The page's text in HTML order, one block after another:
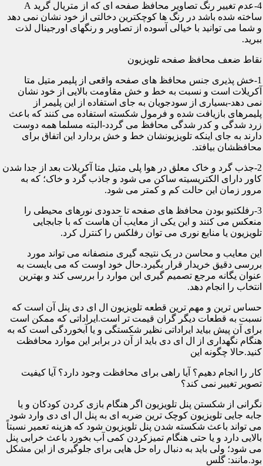
4-عدم تغییر رنگ تصاویر محافظ صفحه ای که از متریال گرید A
ساخته شده باشد در رنگ ها کوچکترین دخالتی از خود نشان نمی دهد
و شما می توانید با خیالی آسوده از تصاویر و رنگهای اورجینال لذت
ببرید.
نقاط ضعف محافظ صفحه تلویزیون
1-خش پذیری جنس محافظ های صفحه واقعی از پلیمر متیل متا
آکریلات است و نسبت به خط و خش مقاومت بالایی از خود نشان
نمی دهد-بسیاری از سودجویان به جای استفاده از این پلیمر از
پلیمرهای بازیافت شده و فرمول شکسته استفاده می کنند که باعث
زرد شدگی و کدر شدگی محافظ می گردد-البته مسلما همه دوست
دارند به جای اینکه تلویزیونشان خط و خش بردارد این اتفاق برای
محافظشان بیافتد.
2-جذب گرد و خاک معلق در هوا پلی متیل متا آکریلات بعد از جدا شدن
کاور دارای الکتریسیته ساکن می شود و جاذب گرد و خاک؛ که به
مرور زمان این حالت کم و کمتر می شود.
3-رفلکتیو بودن محافظ های صفحه تا حدودی نورهای محیطی را
منعکس می کنند و این یکی از معایب آن هاست که با جابجایی
تلویزیون یا منابع نوری می توان رفلکس را کنترل کرد.
این معایب و محاسن در یک نتیجه گیری منصفانه می تواند مورد
بررسی دقیق خریدار قرار بگیرد.حال خود اوست که می بایست به
عنوان یگانه مرجع تصمیم گیری این موارد را بررسی کند و بهترین
انتخاب را انجام دهد.
حساس ترین و مهم ترین قطعه تلویزیون ال ای دی پنل آن است که
نسبت به قطعات دیگر گران قیمت تر است.ایراداتی که ممکن است
برای آن پیش بیاید ایراداتی نظیر شکستگی و یا آبخوردگی است که به
هنگام نگهداری از ال ای دی باید از آن در برابر این موارد محافظت
کنید.حالا چگونه این
کار را انجام دهیم؟ آیا راهی برای محافظت وجود دارد؟ آیا کیفیت
تصویر تغییر نمی کند؟
نگرانی از شکستن پنل تلویزیون اگر هنگام بازی کردن کودکان و یا
جابه جایی تلویزیون کوچک ترین ضربه ای به پنل ال ای دی وارد شود
می تواند باعث شکسته شدن پنل تلویزیون شود که هزینه تعمیر نسبتاً
بالایی دارد و یا حتی هنگام تمیزکردن کمی آب بخورد باعث خرابی پنل
می شود؛ ولی باید به دنبال راه حل هایی برای جلوگیری از این مشکل
بود.مانند: گلس